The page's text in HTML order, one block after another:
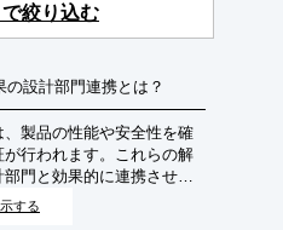
絞り込む
設計部門連携とは？
製品の性能や安全性を確
行われます。これらの解
門と効果的に連携させる
削減、製品品質の向上を
際の性能との乖離を最小
する